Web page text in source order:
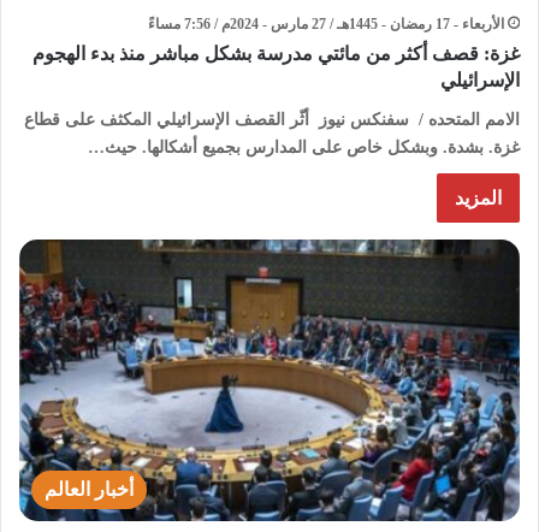
الأربعاء - 17 رمضان - 1445هـ / 27 مارس - 2024م / 7:56 مساءً
غزة: قصف أكثر من مائتي مدرسة بشكل مباشر منذ بدء الهجوم
الإسرائيلي
الامم المتحده / سفنكس نيوز أثّر القصف الإسرائيلي المكثف على قطاع
غزة. بشدة. وبشكل خاص على المدارس بجميع أشكالها. حيث…
المزيد
أخبار العالم